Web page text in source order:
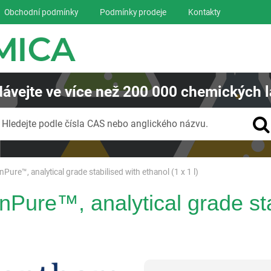
analytical grade stabilised with ethanol (1 x 1 l)
analytical grade
Obchodní podmínky Podmínky prodeje Kontakty
ve více než200 000 chemických
Hledejte podle čísla CAS nebo anglického názvu.